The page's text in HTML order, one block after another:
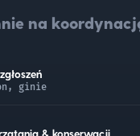
na
ginie
& konserwacji